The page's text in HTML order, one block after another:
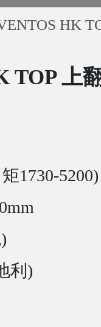
HK
TOP 上
1730-5200)
利)